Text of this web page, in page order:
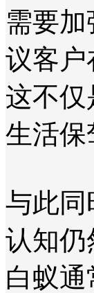
需要
议客户
这不
生活保
与此同
认知仍
白蚁